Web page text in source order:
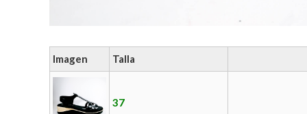
Imagen Talla
37